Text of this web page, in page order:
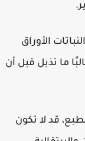
الأوراق
ما تذبل قبل أن
قد لا تكون